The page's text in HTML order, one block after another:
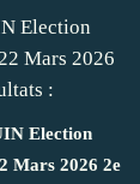
Election
Mars 2026 2e